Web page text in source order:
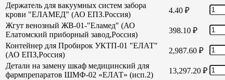
Держатель для вакуумных систем забора
крови "ЕЛАМЕД" (АО ЕПЗ.Россия)
4.40 ₽
Жгут венозный ЖВ-01-"Еламед" (АО
Елатомский приборный завод,Россия)
398.10 ₽
Контейнер для Пробирок УКТП-01 "ЕЛАТ"
(АО ЕПЗ,Россия)
2,987.60 ₽
Детали на замену шкаф медицинский для
фармпрепаратов ШМФ-02 «ЕЛАТ» (исп.2)
13,297.20 ₽